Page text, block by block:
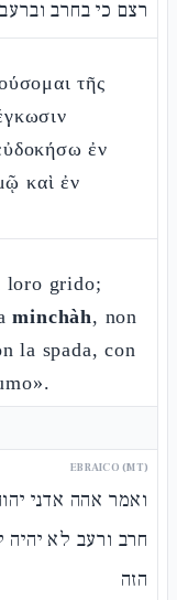
רצם כי בחרב
τῆς
ἐν
καὶ ἐν
loro grido;
minchàh, non
la spada, con
EBRAICO (MT)
ואמר אהה אדני
חרב ורעב לא
הזה